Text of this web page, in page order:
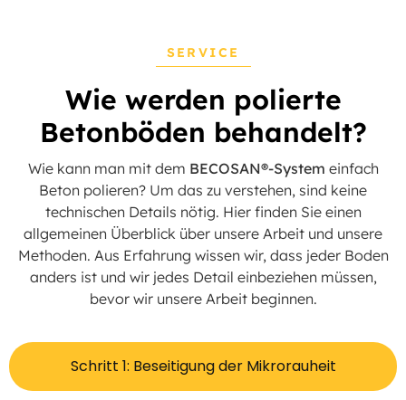
SERVICE
Wie werden polierte
Betonböden behandelt?
Wie kann man mit dem BECOSAN®-System einfach
Beton polieren? Um das zu verstehen, sind keine
technischen Details nötig. Hier finden Sie einen
allgemeinen Überblick über unsere Arbeit und unsere
Methoden. Aus Erfahrung wissen wir, dass jeder Boden
anders ist und wir jedes Detail einbeziehen müssen,
bevor wir unsere Arbeit beginnen.
Schritt 1: Beseitigung der Mikrorauheit